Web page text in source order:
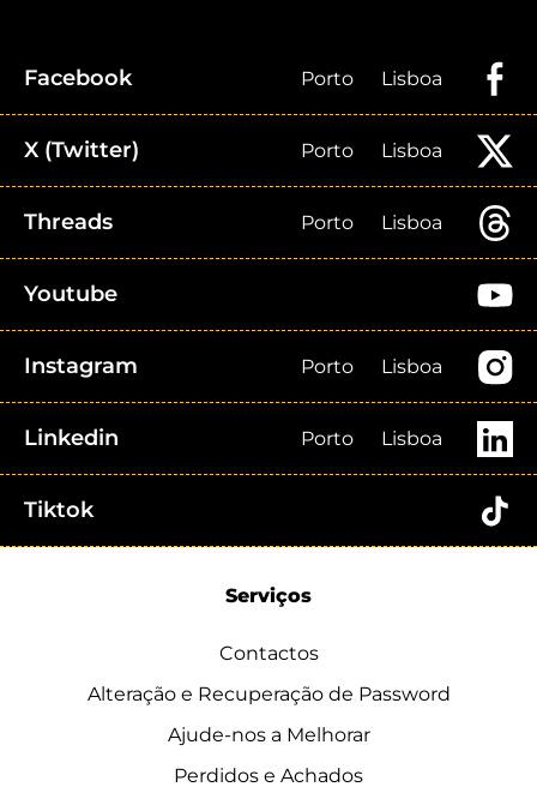
Facebook Porto Lisboa
X (Twitter) Porto Lisboa
Threads Porto Lisboa
Youtube
Instagram Porto Lisboa
Linkedin Porto Lisboa
Tiktok
Serviços
Contactos
Alteração e Recuperação de Password
Ajude-nos a Melhorar
Perdidos e Achados